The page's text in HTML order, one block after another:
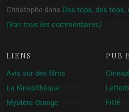
Christophe dans Des tops, des tops,
(Voir tous les commentaires)
LIENS
Avis sur des films
La Kinopithèque
Mystère Orange
PUB
FIDÉ